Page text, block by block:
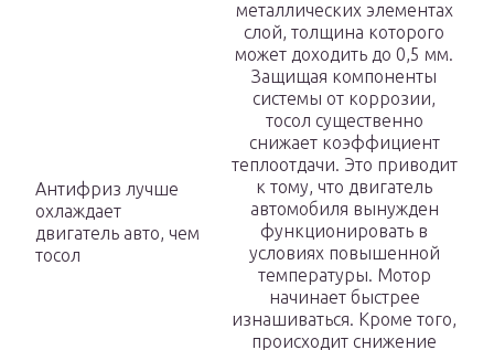
Антифриз лучше
охлаждает
двигатель авто, чем
тосол
металлических элементах
слой, толщина которого
может доходить до 0,5 мм.
Защищая компоненты
системы от коррозии,
тосол существенно
снижает коэффициент
теплоотдачи. Это приводит
к тому, что двигатель
автомобиля вынужден
функционировать в
условиях повышенной
температуры. Мотор
начинает быстрее
изнашиваться. Кроме того,
происходит снижение